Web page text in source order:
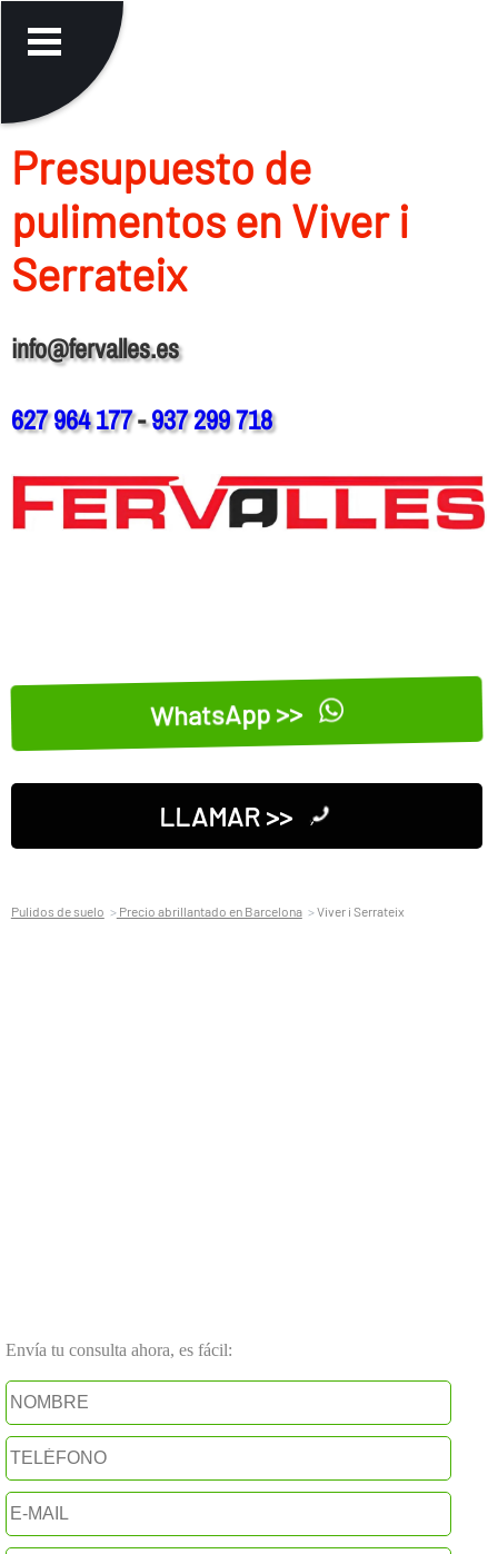
Presupuesto de
pulimentos en Viver i
Serrateix
info@fervalles.es
627 964 177-937 299 718
WhatsApp >>
LLAMAR >>
Pulidos de suelo Precio abrillantado en Barcelona Viver i Serrateix
Envía tu consulta ahora, es fácil: